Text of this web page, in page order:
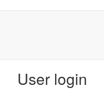
User login